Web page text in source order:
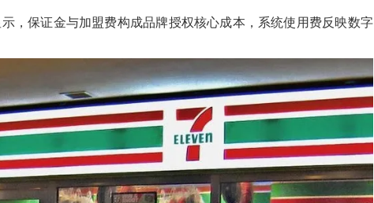
，保证金与加盟费构成品牌授权核心成本，系统使用费反映数字